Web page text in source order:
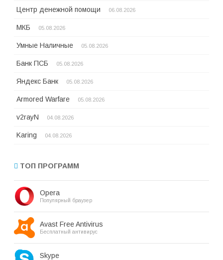
Центр денежной помощи 06.08.2026
МКБ 05.08.2026
Умные Наличные 05.08.2026
Банк ПСБ 05.08.2026
Яндекс Банк 05.08.2026
Armored Warfare 05.08.2026
v2rayN 04.08.2026
Karing 04.08.2026
ТОП ПРОГРАММ
Opera
Популярный браузер
Avast Free Antivirus
Бесплатный антивирус
Skype